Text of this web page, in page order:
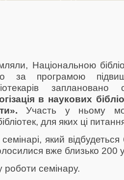
Національною
за програмою
в наукових
Участь у ньому
для яких ці
який
вже близько 200
семінару.